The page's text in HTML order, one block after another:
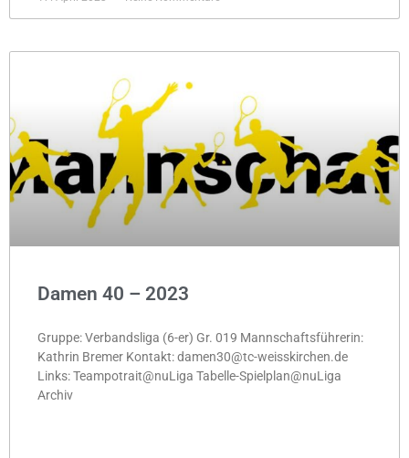
Damen 40 – 2023
Gruppe: Verbandsliga (6-er) Gr. 019 Mannschaftsführerin:
Kathrin Bremer Kontakt: damen30@tc-weisskirchen.de
Links: Teampotrait@nuLiga Tabelle-Spielplan@nuLiga
Archiv